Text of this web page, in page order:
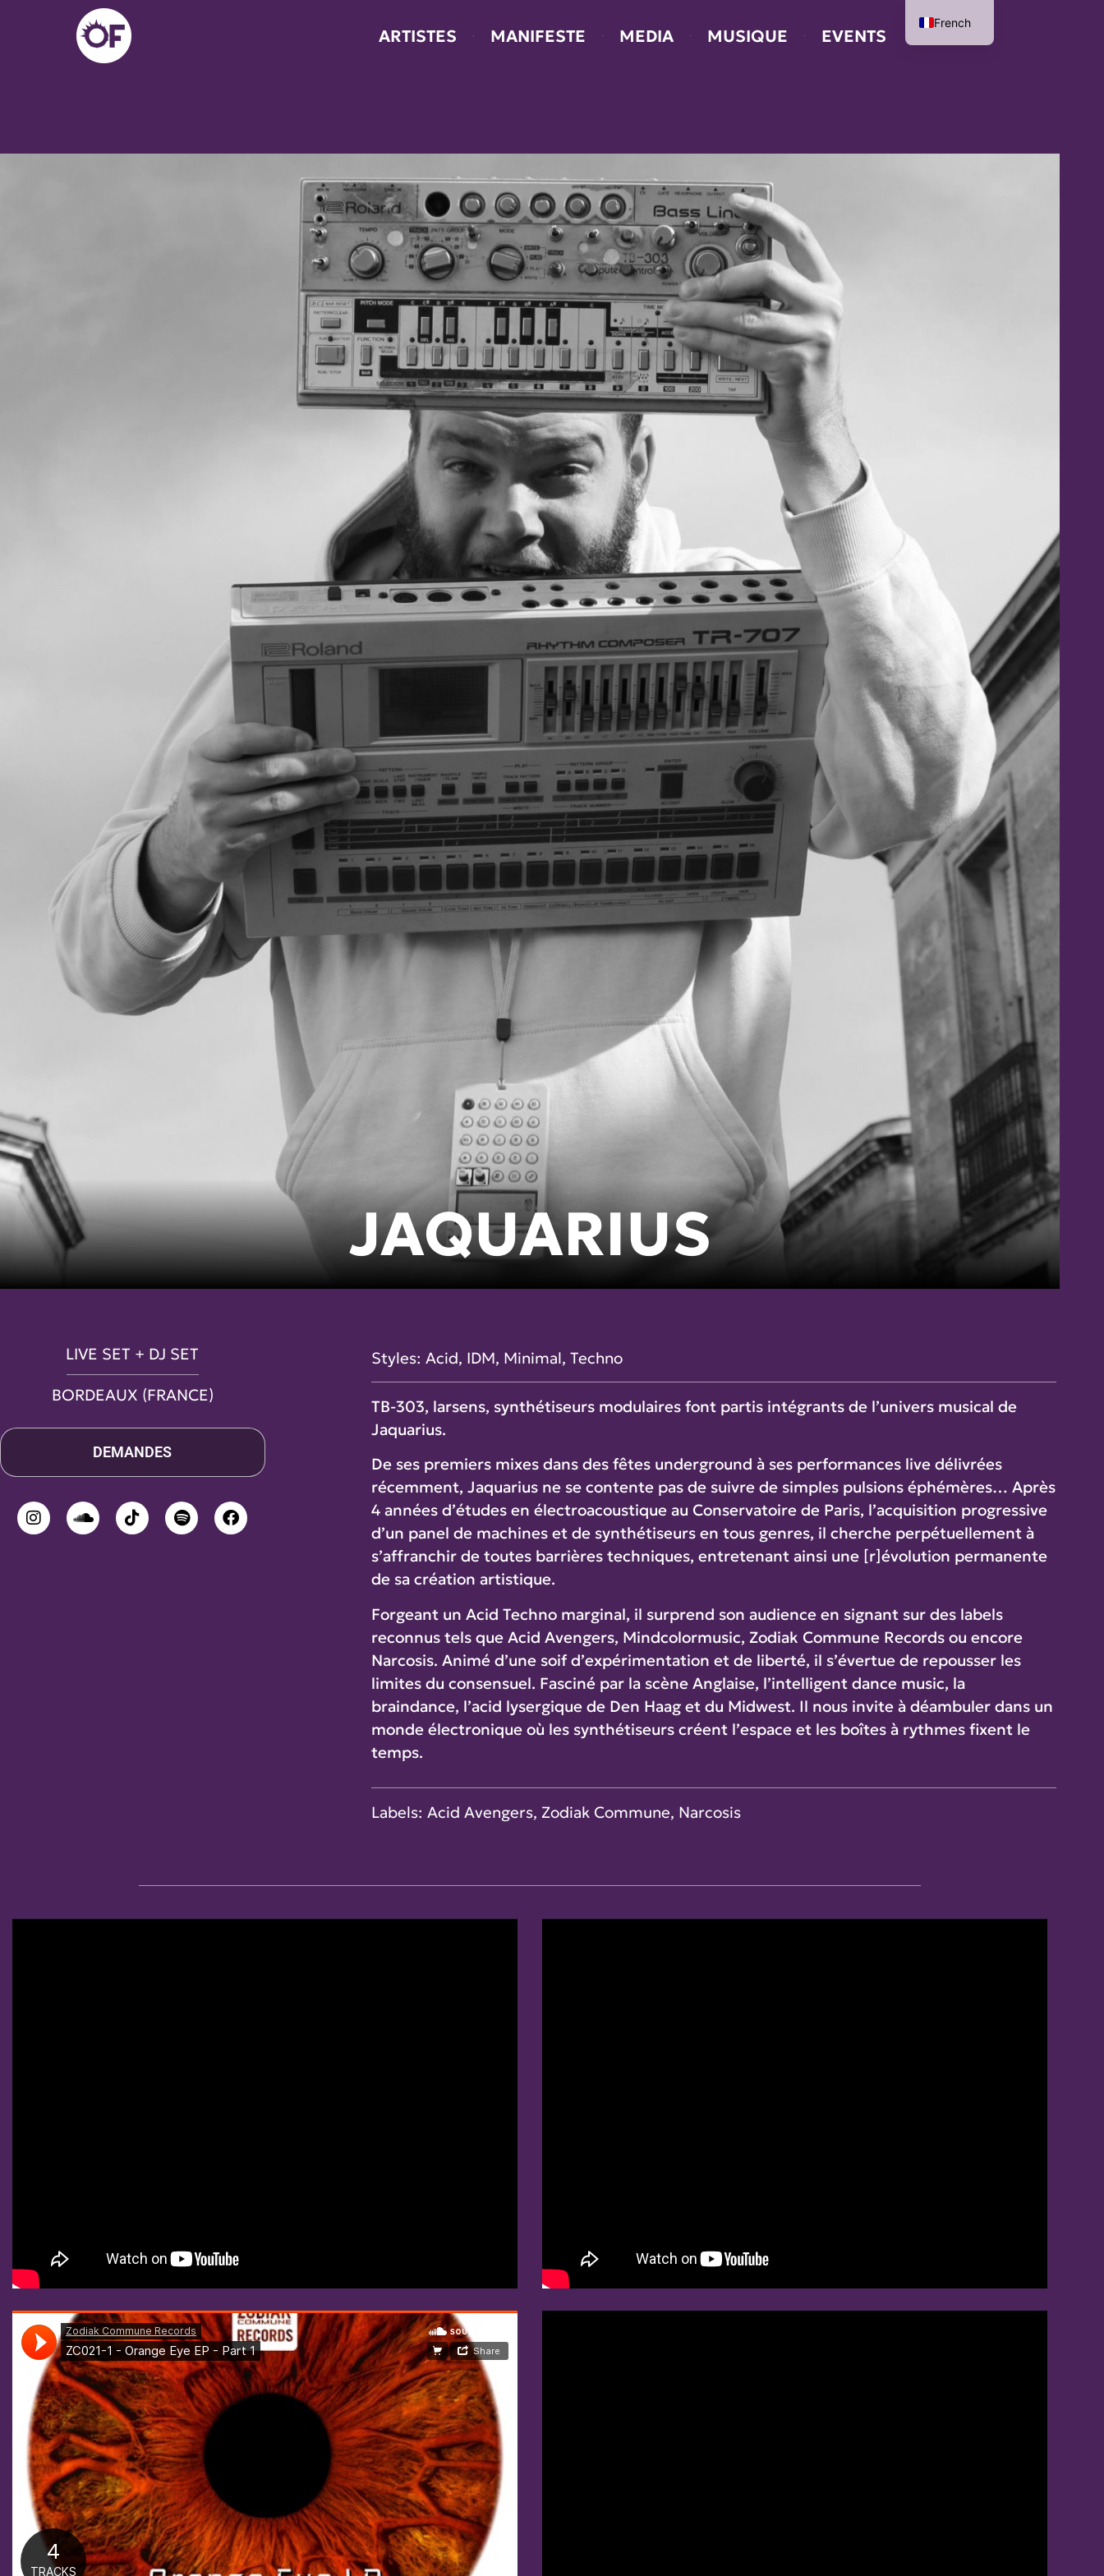
ARTISTES MANIFESTE MEDIA MUSIQUE EVENTS
JAQUARIUS
LIVE SET + DJ SET
BORDEAUX (FRANCE)
DEMANDES
Styles: Acid, IDM, Minimal, Techno
TB-303, larsens, synthétiseurs modulaires font partis intégrants de l’univers musical de
Jaquarius.
De ses premiers mixes dans des fêtes underground à ses performances live délivrées
récemment, Jaquarius ne se contente pas de suivre de simples pulsions éphémères… Après
4 années d’études en électroacoustique au Conservatoire de Paris, l’acquisition progressive
d’un panel de machines et de synthétiseurs en tous genres, il cherche perpétuellement à
s’affranchir de toutes barrières techniques, entretenant ainsi une [r]évolution permanente
de sa création artistique.
Forgeant un Acid Techno marginal, il surprend son audience en signant sur des labels
reconnus tels que Acid Avengers, Mindcolormusic, Zodiak Commune Records ou encore
Narcosis. Animé d’une soif d’expérimentation et de liberté, il s’évertue de repousser les
limites du consensuel. Fasciné par la scène Anglaise, l’intelligent dance music, la
braindance, l’acid lysergique de Den Haag et du Midwest. Il nous invite à déambuler dans un
monde électronique où les synthétiseurs créent l’espace et les boîtes à rythmes fixent le
temps.
Labels: Acid Avengers, Zodiak Commune, Narcosis
French
English